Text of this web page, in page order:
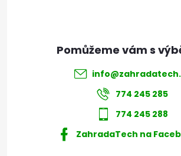
info@
774 245 285
774 245 288
ZahradaTech na